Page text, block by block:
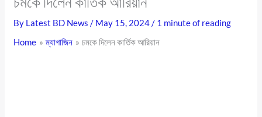
By Latest BD News/ May 15, 2024/ 1 minute of reading
Home
ম্যাগাজিন চমকে দিলেন কার্তিক আরিয়ান